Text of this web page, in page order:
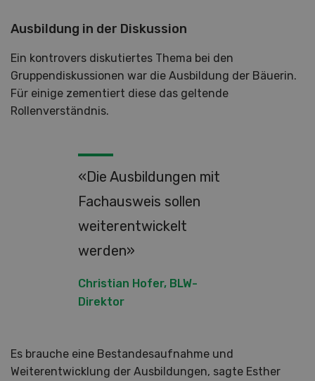
Ausbildung in der Diskussion
Ein kontrovers diskutiertes Thema bei den
Gruppendiskussionen war die Ausbildung der Bäuerin.
Für einige zementiert diese das geltende
Rollenverständnis.
«Die Ausbildungen mit
Fachausweis sollen
weiterentwickelt
werden»
Christian Hofer, BLW-
Direktor
Es brauche eine Bestandesaufnahme und
Weiterentwicklung der Ausbildungen, sagte Esther